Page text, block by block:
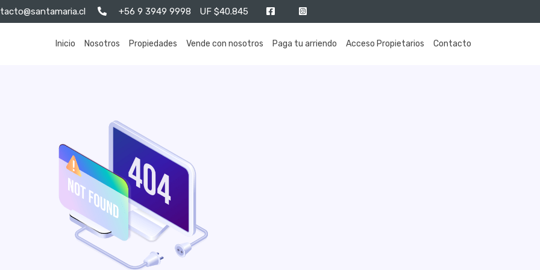
+56 9 3949 9998 UF $40.845
Inicio Nosotros Propiedades Vende con nosotros Paga tu arriendo Acceso Propietarios Contacto